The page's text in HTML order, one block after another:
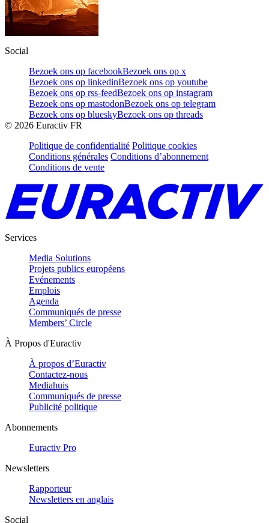
Social
Bezoek ons op facebookBezoek ons op x
Bezoek ons op linkedinBezoek ons op youtube
Bezoek ons op rss-feedBezoek ons op instagram
Bezoek ons op mastodonBezoek ons op telegram
Bezoek ons op blueskyBezoek ons op threads
© 2026 Euractiv FR
Politique de confidentialité Politique cookies
Conditions générales Conditions d’abonnement
Conditions de vente
Services
Media Solutions
Projets publics européens
Evénements
Emplois
Agenda
Communiqués de presse
Members’ Circle
À Propos d'Euractiv
À propos d’Euractiv
Contactez-nous
Mediahuis
Communiqués de presse
Publicité politique
Abonnements
Euractiv Pro
Newsletters
Rapporteur
Newsletters en anglais
Social